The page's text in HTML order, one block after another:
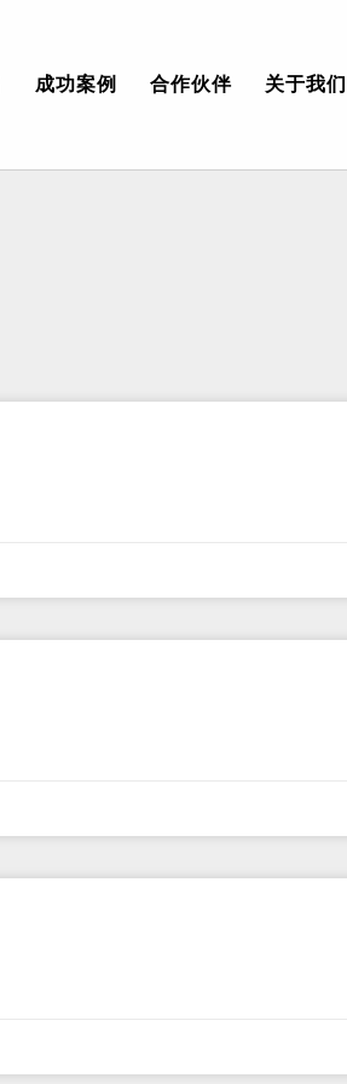
成功案例 合作伙伴 关于我们